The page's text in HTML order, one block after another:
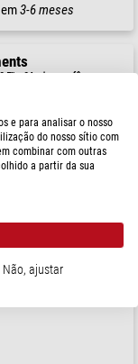
3-6 meses
x 24 tpi rosca fêmea
e para analisar o nosso
do nosso sítio com
combinar com outras
a partir da sua
Não, ajustar